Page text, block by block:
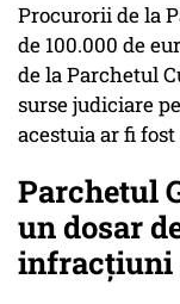
Procurorii de la
de 100.000 de
de la Parchetul
surse judiciare
acestuia ar fi
Parchetul
un dosar
infracţiuni